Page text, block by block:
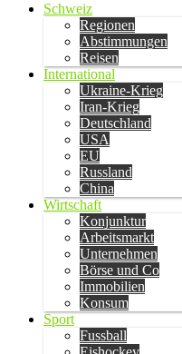
Schweiz
Regionen
Abstimmungen
Reisen
International
Ukraine-Krieg
Iran-Krieg
Deutschland
USA
EU
Russland
China
Wirtschaft
Konjunktur
Arbeitsmarkt
Unternehmen
Börse und Co
Immobilien
Konsum
Sport
Fussball